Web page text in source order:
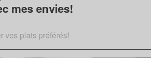
mes envies!
vos plats préférés!